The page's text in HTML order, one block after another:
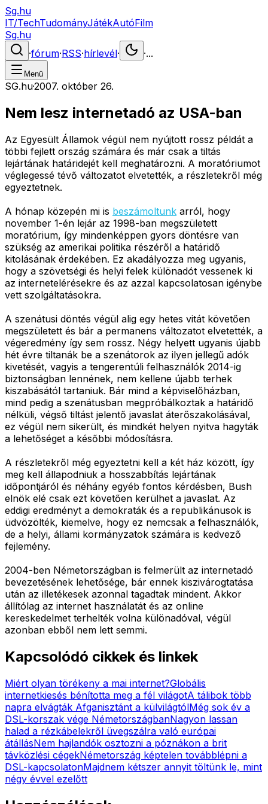
Sg.hu
IT/TechTudományJátékAutóFilm
Sg.hu
·fórum·RSS·hírlevél· ·...
Menü
SG.hu·2007. október 26.
Nem lesz internetadó az USA-ban
Az Egyesült Államok végül nem nyújtott rossz példát a
többi fejlett ország számára és már csak a tiltás
lejártának határidejét kell meghatározni. A moratóriumot
véglegessé tévő változatot elvetették, a részletekről még
egyeztetnek.
A hónap közepén mi is beszámoltunk arról, hogy
november 1-én lejár az 1998-ban megszületett
moratórium, így mindenképpen gyors döntésre van
szükség az amerikai politika részéről a határidő
kitolásának érdekében. Ez akadályozza meg ugyanis,
hogy a szövetségi és helyi felek különadót vessenek ki
az internetelérésekre és az azzal kapcsolatosan igénybe
vett szolgáltatásokra.
A szenátusi döntés végül alig egy hetes vitát követően
megszületett és bár a permanens változatot elvetették, a
végeredmény így sem rossz. Négy helyett ugyanis újabb
hét évre tiltanák be a szenátorok az ilyen jellegű adók
kivetését, vagyis a tengerentúli felhasználók 2014-ig
biztonságban lennének, nem kellene újabb terhek
kiszabásától tartaniuk. Bár mind a képviselőházban,
mind pedig a szenátusban megpróbálkoztak a határidő
nélküli, végső tiltást jelentő javaslat áterőszakolásával,
ez végül nem sikerült, és mindkét helyen nyitva hagyták
a lehetőséget a későbbi módosításra.
A részletekről még egyeztetni kell a két ház között, így
meg kell állapodniuk a hosszabbítás lejártának
időpontjáról és néhány egyéb fontos kérdésben, Bush
elnök elé csak ezt követően kerülhet a javaslat. Az
eddigi eredményt a demokraták és a republikánusok is
üdvözölték, kiemelve, hogy ez nemcsak a felhasználók,
de a helyi, állami kormányzatok számára is kedvező
fejlemény.
2004-ben Németországban is felmerült az internetadó
bevezetésének lehetősége, bár ennek kiszivárogtatása
után az illetékesek azonnal tagadtak mindent. Akkor
állítólag az internet használatát és az online
kereskedelmet terhelték volna különadóval, végül
azonban ebből nem lett semmi.
Kapcsolódó cikkek és linkek
Miért olyan törékeny a mai internet?Globális
internetkiesés bénította meg a fél világotA tálibok több
napra elvágták Afganisztánt a külvilágtólMég sok év a
DSL-korszak vége NémetországbanNagyon lassan
halad a rézkábelekről üvegszálra való európai
átállásNem hajlandók osztozni a póznákon a brit
távközlési cégekNémetország képtelen továbblépni a
DSL-kapcsolatonMajdnem kétszer annyit töltünk le, mint
négy évvel ezelőtt